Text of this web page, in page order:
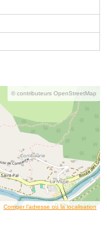
© contributeurs OpenStreetMap
Corriger l’adresse ou la localisation